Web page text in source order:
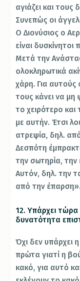
αγιάζει και τους
Συνεπώς οι
Ο Διονύσιος ο
είναι
Μετά την
ολοκληρωτικά
χάρη. Για αυτούς
τους κάνει να
το χειρότερο
με αυτήν. Έτσι
ατρεψία, δηλ.
Δεσπότη
την σωτηρία,
Αυτόν, δηλ. την
από την έπαρση».
12. Υπάρχει
δυνατότητα
Όχι δεν υπάρχει
πρώτα γιατί η
κακό, για αυτό